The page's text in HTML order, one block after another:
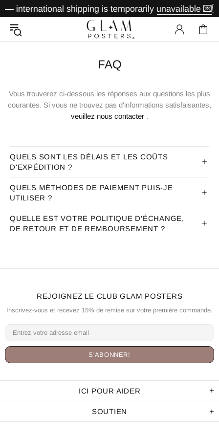
international shipping is temporarily unavailable 💌
FAQ
Vous trouverez ci-dessous les réponses aux questions les plus
courantes. Si vous ne trouvez pas d'informations satisfaisantes,
veuillez nous contacter .
QUELS SONT LES DÉLAIS ET LES COÛTS
D'EXPÉDITION ?
QUELS MÉTHODES DE PAIEMENT PUIS-JE
UTILISER ?
QUELLE EST VOTRE POLITIQUE D'ÉCHANGE,
DE RETOUR ET DE REMBOURSEMENT ?
REJOIGNEZ LE CLUB GLAM POSTERS
Inscrivez-vous et recevez 15% de remise sur votre première commande.
ICI POUR AIDER
SOUTIEN